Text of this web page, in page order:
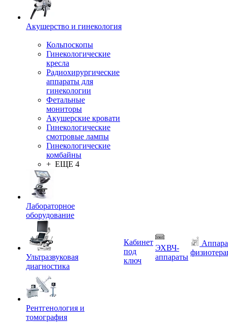
Акушерство и гинекология
Кольпоскопы
Гинекологические
кресла
Радиохирургические
аппараты для
гинекологии
Фетальные
мониторы
Акушерские кровати
Гинекологические
смотровые лампы
Гинекологические
комбайны
+ ЕЩЕ 4
Лабораторное
оборудование
Ультразвуковая
диагностика
Рентгенология и
томография
Кабинет
под
ключ
ЭХВЧ-
аппараты